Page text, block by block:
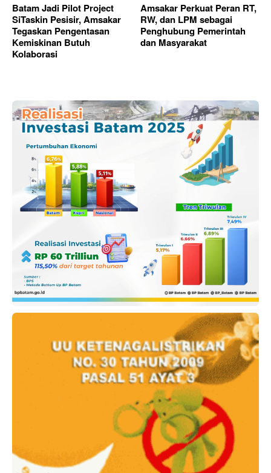
Batam Jadi Pilot Project
SiTaskin Pesisir, Amsakar
Tegaskan Pengentasan
Kemiskinan Butuh
Kolaborasi
Amsakar Perkuat Peran RT,
RW, dan LPM sebagai
Penghubung Pemerintah
dan Masyarakat